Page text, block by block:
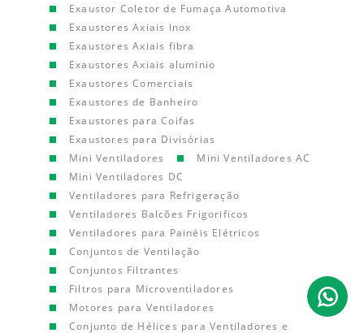
Exaustor Coletor de Fumaça Automotiva
Exaustores Axiais Inox
Exaustores Axiais fibra
Exaustores Axiais aluminio
Exaustores Comerciais
Exaustores de Banheiro
Exaustores para Coifas
Exaustores para Divisórias
Mini Ventiladores
Mini Ventiladores AC
Mini Ventiladores DC
Ventiladores para Refrigeração
Ventiladores Balcões Frigorificos
Ventiladores para Painéis Elétricos
Conjuntos de Ventilação
Conjuntos Filtrantes
Filtros para Microventiladores
Motores para Ventiladores
Conjunto de Hélices para Ventiladores e